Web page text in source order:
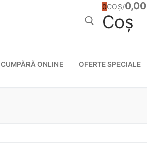
Caută după:
0COȘ/0,00
Coș
CUMPĂRĂ ONLINE OFERTE SPECIALE